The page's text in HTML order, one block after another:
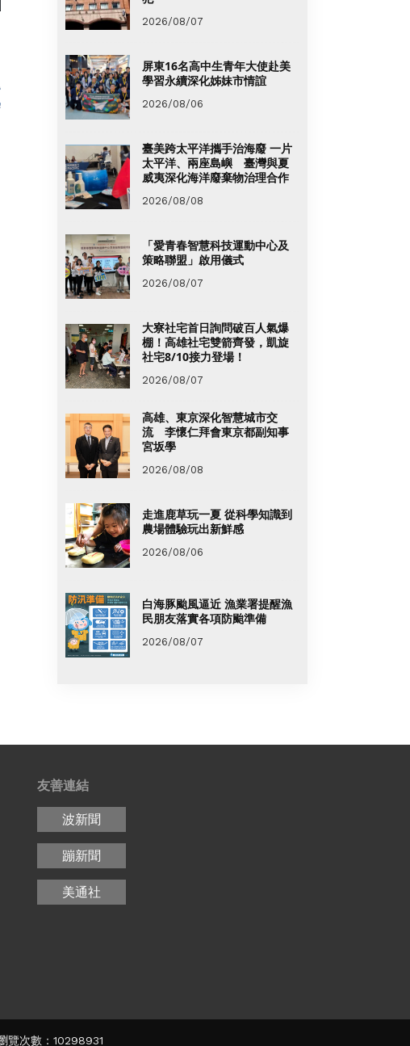
2026/08/07
屏東16名高中生青年大使赴美
學習永續深化姊妹市情誼
2026/08/06
臺美跨太平洋攜手治海廢 一片
太平洋、兩座島嶼 臺灣與夏
威夷深化海洋廢棄物治理合作
2026/08/08
「愛青春智慧科技運動中心及
策略聯盟」啟用儀式
2026/08/07
大寮社宅首日詢問破百人氣爆
棚！高雄社宅雙箭齊發，凱旋
社宅8/10接力登場！
2026/08/07
高雄、東京深化智慧城市交
流 李懷仁拜會東京都副知事
宮坂學
2026/08/08
走進鹿草玩一夏 從科學知識到
農場體驗玩出新鮮感
2026/08/06
白海豚颱風逼近 漁業署提醒漁
民朋友落實各項防颱準備
2026/08/07
友善連結
波新聞
蹦新聞
美通社
次數：10298931